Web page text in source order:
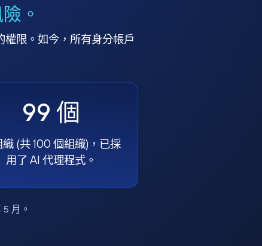
。
限。如今，所有身分帳戶
99 個
織 (共 100 個組織)，已採
用了 AI 代理程式。
月。